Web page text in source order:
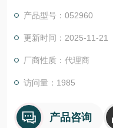
产品型号：052960
更新时间：2025-11-21
厂商性质：代理商
访问量：1985
产品咨询